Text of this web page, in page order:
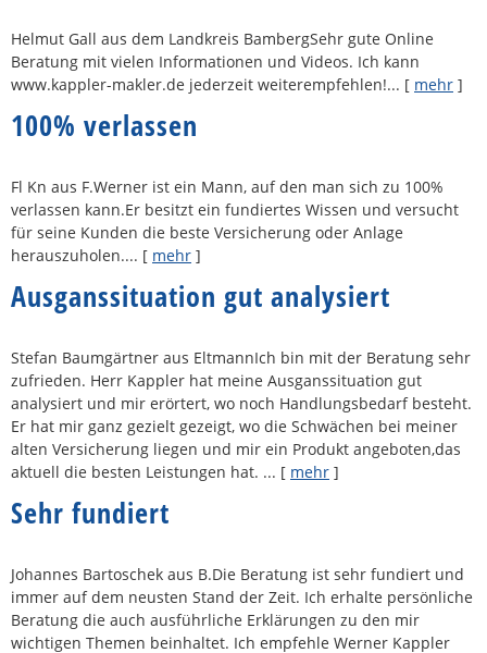
Helmut Gall aus dem Landkreis BambergSehr gute Online
Beratung mit vielen Informationen und Videos. Ich kann
www.kappler-makler.de jederzeit weiterempfehlen!... [ mehr ]
100% verlassen
Fl Kn aus F.Werner ist ein Mann, auf den man sich zu 100%
verlassen kann.Er besitzt ein fundiertes Wissen und versucht
für seine Kunden die beste Versicherung oder Anlage
herauszuholen.... [ mehr ]
Ausganssituation gut analysiert
Stefan Baumgärtner aus EltmannIch bin mit der Beratung sehr
zufrieden. Herr Kappler hat meine Ausganssituation gut
analysiert und mir erörtert, wo noch Handlungsbedarf besteht.
Er hat mir ganz gezielt gezeigt, wo die Schwächen bei meiner
alten Versicherung liegen und mir ein Produkt angeboten,das
aktuell die besten Leistungen hat. ... [ mehr ]
Sehr fundiert
Johannes Bartoschek aus B.Die Beratung ist sehr fundiert und
immer auf dem neusten Stand der Zeit. Ich erhalte persönliche
Beratung die auch ausführliche Erklärungen zu den mir
wichtigen Themen beinhaltet. Ich empfehle Werner Kappler